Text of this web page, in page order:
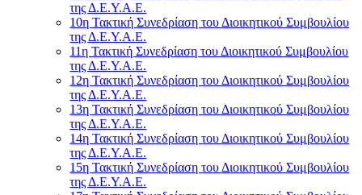
της Δ.Ε.Υ.Α.Ε.
10η Τακτική Συνεδρίαση του Διοικητικού Συμβουλίου
της Δ.Ε.Υ.Α.Ε.
11η Τακτική Συνεδρίαση του Διοικητικού Συμβουλίου
της Δ.Ε.Υ.Α.Ε.
12η Τακτική Συνεδρίαση του Διοικητικού Συμβουλίου
της Δ.Ε.Υ.Α.Ε.
13η Τακτική Συνεδρίαση του Διοικητικού Συμβουλίου
της Δ.Ε.Υ.Α.Ε.
14η Τακτική Συνεδρίαση του Διοικητικού Συμβουλίου
της Δ.Ε.Υ.Α.Ε.
15η Τακτική Συνεδρίαση του Διοικητικού Συμβουλίου
της Δ.Ε.Υ.Α.Ε.